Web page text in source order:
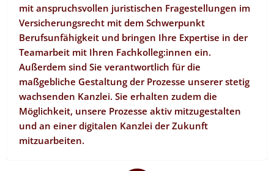
mit anspruchsvollen juristischen Fragestellungen im
Versicherungsrecht mit dem Schwerpunkt
Berufsunfähigkeit und bringen Ihre Expertise in der
Teamarbeit mit Ihren Fachkolleg:innen ein.
Außerdem sind Sie verantwortlich für die
maßgebliche Gestaltung der Prozesse unserer stetig
wachsenden Kanzlei. Sie erhalten zudem die
Möglichkeit, unsere Prozesse aktiv mitzugestalten
und an einer digitalen Kanzlei der Zukunft
mitzuarbeiten.